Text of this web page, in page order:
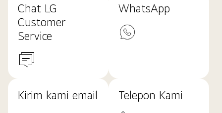
Chat LG
Customer
Service
WhatsApp
Kirim kami email Telepon Kami